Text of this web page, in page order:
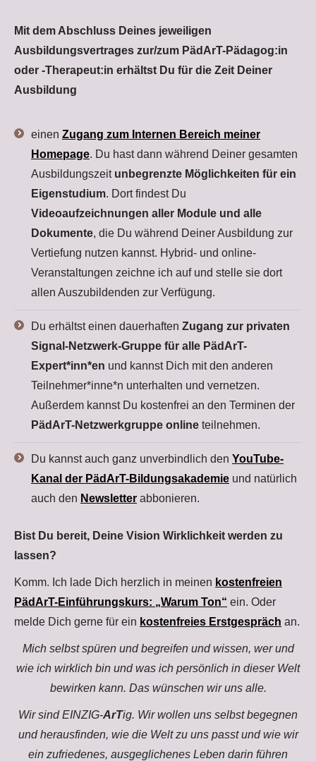
Mit dem Abschluss Deines jeweiligen
Ausbildungsvertrages zur/zum PädArT-Pädagog:in
oder -Therapeut:in erhältst Du für die Zeit Deiner
Ausbildung
einen Zugang zum Internen Bereich meiner
Homepage. Du hast dann während Deiner gesamten
Ausbildungszeit unbegrenzte Möglichkeiten für ein
Eigenstudium. Dort findest Du
Videoaufzeichnungen aller Module und alle
Dokumente, die Du während Deiner Ausbildung zur
Vertiefung nutzen kannst. Hybrid- und online-
Veranstaltungen zeichne ich auf und stelle sie dort
allen Auszubildenden zur Verfügung.
Du erhältst einen dauerhaften Zugang zur privaten
Signal-Netzwerk-Gruppe für alle PädArT-
Expert*inn*en und kannst Dich mit den anderen
Teilnehmer*inne*n unterhalten und vernetzen.
Außerdem kannst Du kostenfrei an den Terminen der
PädArT-Netzwerkgruppe online teilnehmen.
Du kannst auch ganz unverbindlich den YouTube-
Kanal der PädArT-Bildungsakademie und natürlich
auch den Newsletter abbonieren.
Bist Du bereit, Deine Vision Wirklichkeit werden zu
lassen?
Komm. Ich lade Dich herzlich in meinen kostenfreien
PädArT-Einführungskurs: „Warum Ton“ ein. Oder
melde Dich gerne für ein kostenfreies Erstgespräch an.
Mich selbst spüren und begreifen und wissen, wer und
wie ich wirklich bin und was ich persönlich in dieser Welt
bewirken kann. Das wünschen wir uns alle.
Wir sind EINZIG-ArTig. Wir wollen uns selbst begegnen
und herausfinden, wie die Welt zu uns passt und wie wir
ein zufriedenes, ausgeglichenes Leben darin führen